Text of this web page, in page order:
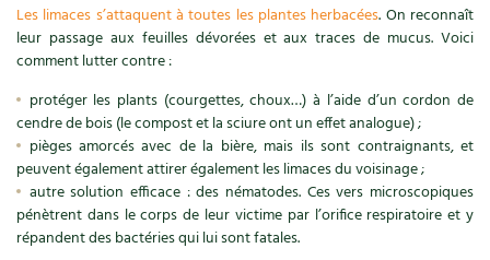
Dessert, Boulangerie
Agenda, calendrier
NOUVEAUTÉS
Feuilleter le catalogue
Petit élevage
Cuisine saine
Alimentation et nutrition
Recettes de printemps
Recettes par type de plat
Cuisine saine
Soins naturels
Société et alternatives
Les 4 saisons& vous
Questions à la rédaction
Les limaces s’attaquent à toutes les plantes herbacées. On reconnaît
leur passage aux feuilles dévorées et aux traces de mucus. Voici
comment lutter contre :
protéger les plants (courgettes, choux…) à l’aide d’un cordon de
cendre de bois (le compost et la sciure ont un effet analogue) ;
pièges amorcés avec de la bière, mais ils sont contraignants, et
peuvent également attirer également les limaces du voisinage ;
autre solution efficace : des nématodes. Ces vers microscopiques
pénètrent dans le corps de leur victime par l’orifice respiratoire et y
répandent des bactéries qui lui sont fatales.